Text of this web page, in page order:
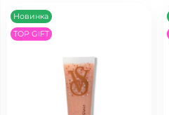
Новинка
TOP GIFT